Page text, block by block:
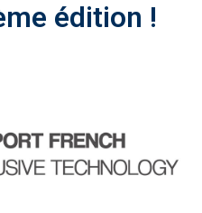
édition !